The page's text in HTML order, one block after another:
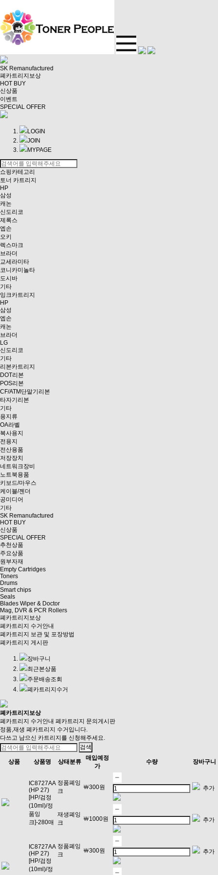
SK Remanufactured
폐카트리지보상
HOT BUY
신상품
이벤트
SPECIAL OFFER
LOGIN
JOIN
MYPAGE
쇼핑카테고리
토너 카트리지
HP
삼성
캐논
신도리코
제록스
엡손
오키
렉스마크
브라더
교세라미타
코니카미놀타
도시바
기타
잉크카트리지
HP
삼성
엡손
캐논
브라더
LG
신도리코
기타
리본카트리지
DOT리본
POS리본
CF/ATM단말기리본
타자기리본
기타
용지류
OA라벨
복사용지
전용지
전산용품
저장장치
네트워크장비
노트북용품
키보드/마우스
케이블/젠더
공미디어
기타
SK Remanufactured
HOT BUY
신상품
SPECIAL OFFER
추천상품
주요상품
원부자재
Empty Cartridges
Toners
Drums
Smart chips
Seals
Blades Wiper & Doctor
Mag, DVR & PCR Rollers
폐카트리지보상
폐카트리지 수거안내
폐카트리지 보관 및 포장방법
폐카트리지 게시판
장바구니
최근본상품
주문배송조회
폐카트리지수거
폐카트리지보상
폐카트리지 수거안내 폐카트리지 문의게시판
정품,재생 폐카트리지 수거입니다.
다쓰고 남으신 카트리지를 신청해주세요.
상품 상품명 상태분류
매입예정
가
수량 장바구니
IC8727AA
(HP 27)
[HP/검정
(10ml)/정
품잉
크]-280매
정품폐잉
크
￦300원 추가
재생폐잉
크
￦1000원 추가
IC8727AA
(HP 27)
[HP/검정
(10ml)/정
정품폐잉
크
￦300원 추가